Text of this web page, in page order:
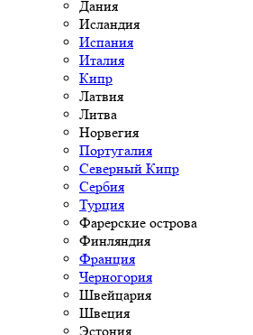
Дания
Исландия
Испания
Италия
Кипр
Латвия
Литва
Норвегия
Португалия
Северный Кипр
Сербия
Турция
Фарерские острова
Финляндия
Франция
Черногория
Швейцария
Швеция
Эстония